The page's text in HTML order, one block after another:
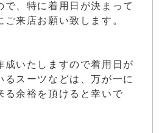
で、特に着用日が決まって
来店お願い致します。
成いたしますので着用日が
るスーツなどは、万が一に
る余裕を頂けると幸いで